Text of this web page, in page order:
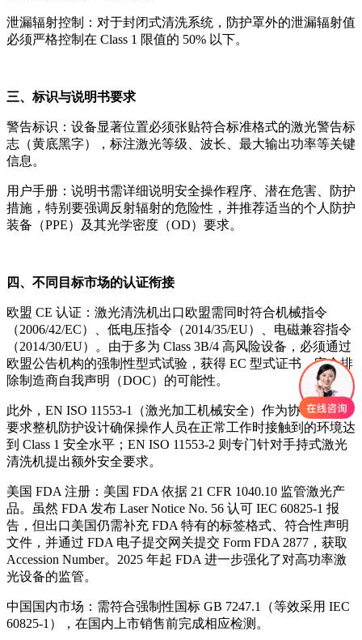
泄漏辐射控制：对于封闭式清洗系统，防护罩外的泄漏辐射值
必须严格控制在 Class 1 限值的 50% 以下。
三、标识与说明书要求
警告标识：设备显著位置必须张贴符合标准格式的激光警告标
志（黄底黑字），标注激光等级、波长、最大输出功率等关键
信息。
用户手册：说明书需详细说明安全操作程序、潜在危害、防护
措施，特别要强调反射辐射的危险性，并推荐适当的个人防护
装备（PPE）及其光学密度（OD）要求。
四、不同目标市场的认证衔接
欧盟 CE 认证：激光清洗机出口欧盟需同时符合机械指令
（2006/42/EC）、低电压指令（2014/35/EU）、电磁兼容指令
（2014/30/EU）。由于多为 Class 3B/4 高风险设备，必须通过
欧盟公告机构的强制性型式试验，获得 EC 型式证书，完全排
除制造商自我声明（DOC）的可能性。
此外，EN ISO 11553-1（激光加工机械安全）作为协调标准，
要求整机防护设计确保操作人员在正常工作时接触到的环境达
到 Class 1 安全水平；EN ISO 11553-2 则专门针对手持式激光
清洗机提出额外安全要求。
美国 FDA 注册：美国 FDA 依据 21 CFR 1040.10 监管激光产
品。虽然 FDA 发布 Laser Notice No. 56 认可 IEC 60825-1 报
告，但出口美国仍需补充 FDA 特有的标签格式、符合性声明
文件，并通过 FDA 电子提交网关提交 Form FDA 2877，获取
Accession Number。2025 年起 FDA 进一步强化了对高功率激
光设备的监管。
中国国内市场：需符合强制性国标 GB 7247.1（等效采用 IEC
60825-1），在国内上市销售前完成相应检测。